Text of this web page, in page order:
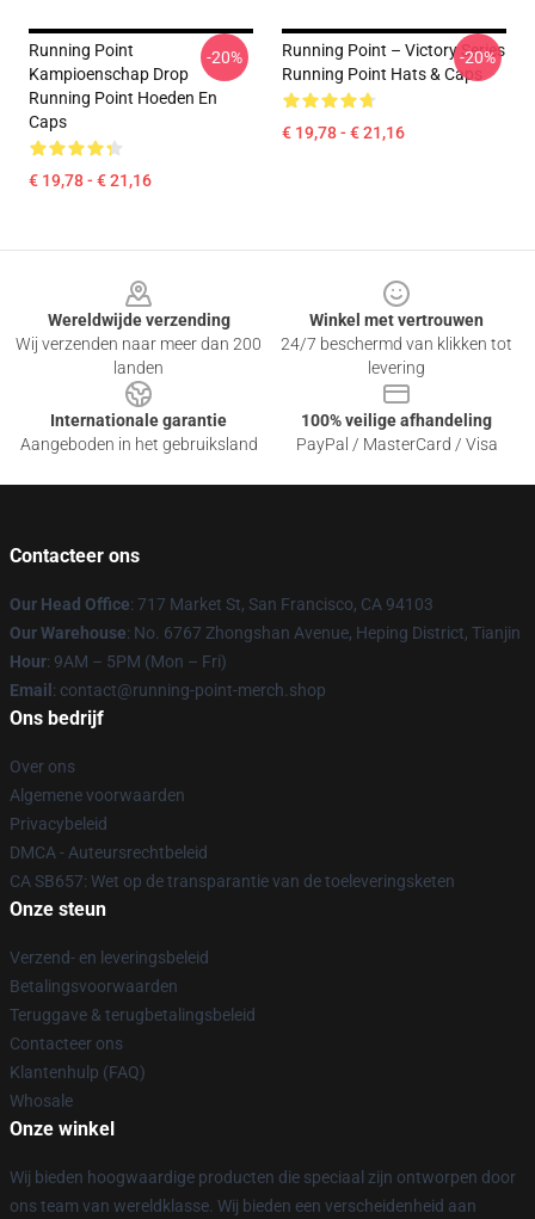
Running Point
Kampioenschap Drop
Running Point Hoeden En
Caps
€ 19,78 - € 21,16
-20%
Running Point – Victory Series
Running Point Hats & Caps
€ 19,78 - € 21,16
-20%
Wereldwijde verzending
Wij verzenden naar meer dan 200
landen
Winkel met vertrouwen
24/7 beschermd van klikken tot
levering
Internationale garantie
Aangeboden in het gebruiksland
100% veilige afhandeling
PayPal / MasterCard / Visa
Contacteer ons
Our Head Office: 717 Market St, San Francisco, CA 94103
Our Warehouse: No. 6767 Zhongshan Avenue, Heping District, Tianjin
Hour: 9AM – 5PM (Mon – Fri)
Email : contact@running-point-merch.shop
Ons bedrijf
Over ons
Algemene voorwaarden
Privacybeleid
DMCA - Auteursrechtbeleid
CA SB657: Wet op de transparantie van de toeleveringsketen
Onze steun
Verzend- en leveringsbeleid
Betalingsvoorwaarden
Teruggave & terugbetalingsbeleid
Contacteer ons
Klantenhulp (FAQ)
Whosale
Onze winkel
Wij bieden hoogwaardige producten die speciaal zijn ontworpen door
ons team van wereldklasse. Wij bieden een verscheidenheid aan